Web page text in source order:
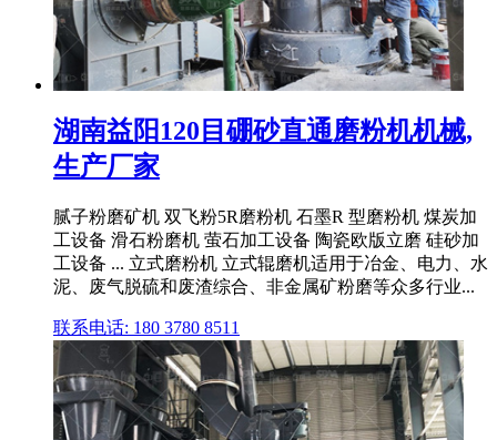
湖南益阳120目硼砂直通磨粉机机械,
生产厂家
腻子粉磨矿机 双飞粉5R磨粉机 石墨R 型磨粉机 煤炭加
工设备 滑石粉磨机 萤石加工设备 陶瓷欧版立磨 硅砂加
工设备 ... 立式磨粉机 立式辊磨机适用于冶金、电力、水
泥、废气脱硫和废渣综合、非金属矿粉磨等众多行业...
联系电话: 180 3780 8511